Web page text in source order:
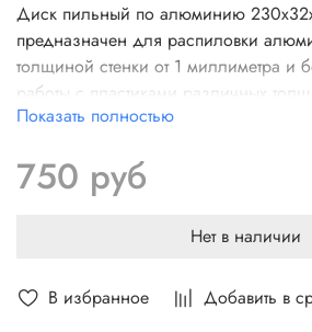
В избранное Добавить в
Диск пильный по алюминию
предназначен для распиловки
толщиной стенки от 1 миллиметра и
работы с пластиками различных
Оснастка изготовлена из
Показать полностью
750 руб
Нет в наличии